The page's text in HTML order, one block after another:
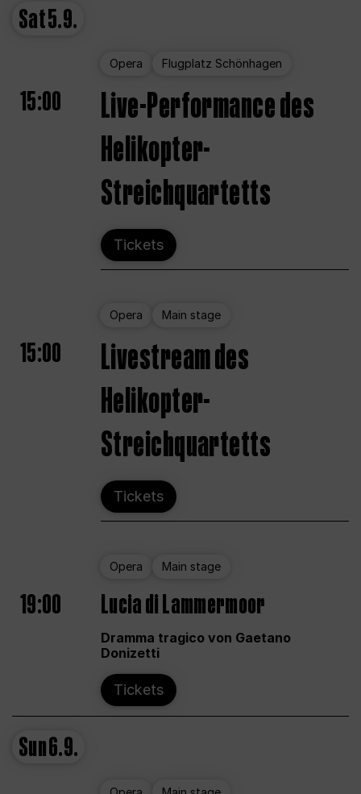
Sat5.9.
Opera Flugplatz Schönhagen
15:00
Live-Performance des
Helikopter-
Streichquartetts
Tickets
Opera Main stage
15:00
Livestream des
Helikopter-
Streichquartetts
Tickets
Opera Main stage
19:00 Lucia di Lammermoor
Dramma tragico von Gaetano
Donizetti
Tickets
Sun6.9.